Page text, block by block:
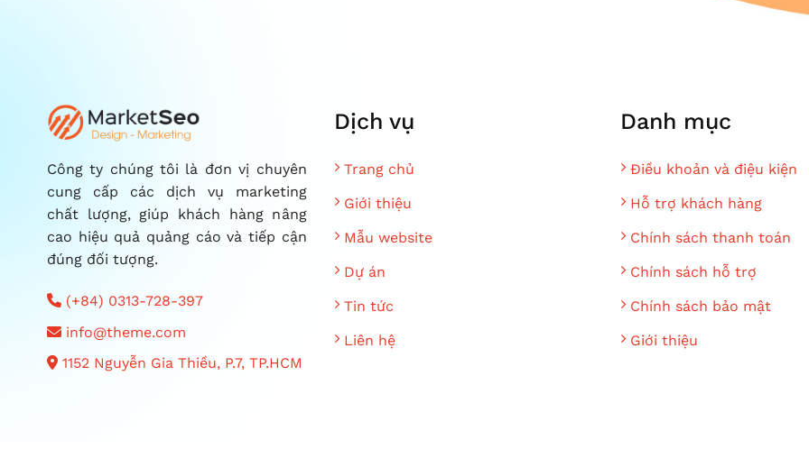
Công ty chúng tôi là đơn vị chuyên
cung cấp các dịch vụ marketing
chất lượng, giúp khách hàng nâng
cao hiệu quả quảng cáo và tiếp cận
đúng đối tượng.
(+84) 0313-728-397
info@theme.com
1152 Nguyễn Gia Thiều, P.7, TP.HCM
Dịch vụ
Trang chủ
Giới thiệu
Mẫu website
Dự án
Tin tức
Liên hệ
Danh mục
Điều khoản và điệu kiện
Hỗ trợ khách hàng
Chính sách thanh toán
Chính sách hỗ trợ
Chính sách bảo mật
Giới thiệu